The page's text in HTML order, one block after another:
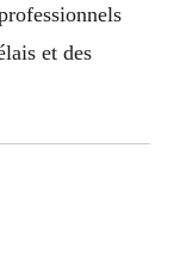
et des